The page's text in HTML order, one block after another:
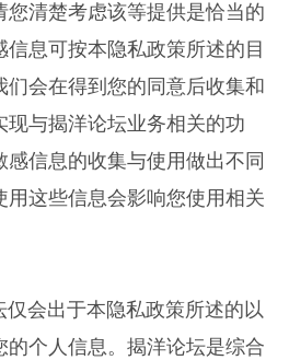
您清楚考虑该等提供是恰当的
息可按本隐私政策所述的目
们会在得到您的同意后收集和
现与揭洋论坛业务相关的功
信息的收集与使用做出不同
用这些信息会影响您使用相关
会出于本隐私政策所述的以
的个人信息。揭洋论坛是综合